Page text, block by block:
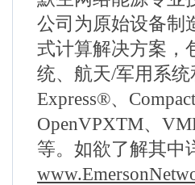
公司为原始设备制
式计算解决方案，
统、航天/军用系
Express®、
OpenVPXTM、
等。如欲了解其中